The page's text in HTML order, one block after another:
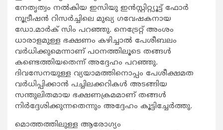
നേതൃത്വം നല്‍കിയ ഇസിയു ഇന്‍സ്റ്റിറ്റ്യൂട്ട് ഫോര്‍
നൂട്രീഷന്‍ റിസര്‍ച്ചിലെ മുഖ്യ ഗവേഷകനായ
ഡോ.മാര്‍ക് സിം പറഞ്ഞു. നെട്രേറ്റ് അംശം
ധാരാളമുള്ള ഭക്ഷണം കഴിച്ചാല്‍ പേശീബലം
വര്‍ധിക്കുമെന്നാണ് പഠനത്തിലൂടെ തങ്ങള്‍
കണ്ടെത്തിയതെന്ന് അദ്ദേഹം പറഞ്ഞു.
ദിവസേനയുള്ള വ്യയാമത്തിനൊപ്പം പേശീക്ഷമത
വര്‍ധിപ്പിക്കാന്‍ പച്ചിലക്കറികള്‍ അടങ്ങിയ
സന്തുലിതമായ ഭക്ഷണക്രമമാണ് തങ്ങള്‍
നിര്‍ദ്ദേശിക്കുന്നതെന്നും അദ്ദേഹം കൂട്ടിച്ചേര്‍ത്തു.
മൊത്തത്തിലുള്ള ആരോഗ്യം